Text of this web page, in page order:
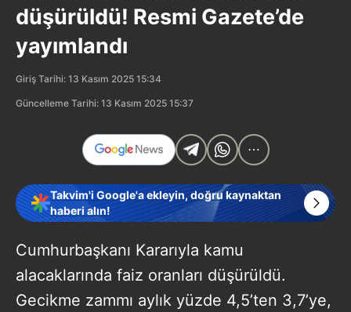
düşürüldü! Resmi Gazete’de
yayımlandı
Giriş Tarihi: 13 Kasım 2025 15:34
Güncelleme Tarihi: 13 Kasım 2025 15:37
Takvim'i Google'a ekleyin, doğru kaynaktan
haberi alın!
Cumhurbaşkanı Kararıyla kamu
alacaklarında faiz oranları düşürüldü.
Gecikme zammı aylık yüzde 4,5’ten 3,7’ye,